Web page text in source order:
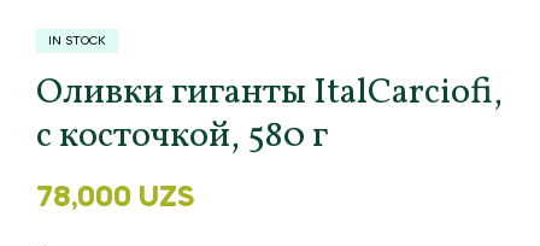
IN STOCK
Оливки гиганты ItalCarciofi,
с косточкой, 580 г
78,000 UZS